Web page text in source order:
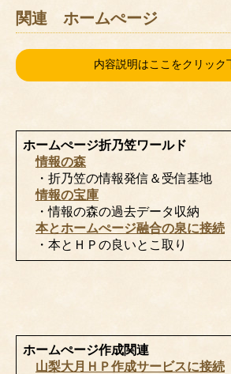
関連 ホームぺージ
内容説明はここをクリック
ホームぺージ折乃笠ワールド
情報の森
・折乃笠の情報発信＆受信基地
情報の宝庫
・情報の森の過去データ収納
本とホームぺージ融合の泉に接続
・本とＨＰの良いとこ取り
ホームぺージ作成関連
山梨大月ＨＰ作成サービスに接続